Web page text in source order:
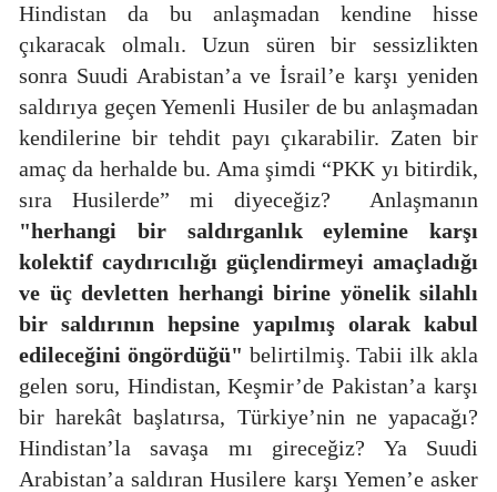
Hindistan da bu anlaşmadan kendine hisse
çıkaracak olmalı. Uzun süren bir sessizlikten
sonra Suudi Arabistan’a ve İsrail’e karşı yeniden
saldırıya geçen Yemenli Husiler de bu anlaşmadan
kendilerine bir tehdit payı çıkarabilir. Zaten bir
amaç da herhalde bu. Ama şimdi “PKK yı bitirdik,
sıra Husilerde” mi diyeceğiz?
Anlaşmanın
"herhangi bir saldırganlık eylemine karşı
kolektif caydırıcılığı güçlendirmeyi amaçladığı
ve üç devletten herhangi birine yönelik silahlı
bir saldırının hepsine yapılmış olarak kabul
edileceğini öngördüğü" belirtilmiş. Tabii ilk akla
gelen soru, Hindistan, Keşmir’de Pakistan’a karşı
bir harekât başlatırsa, Türkiye’nin ne yapacağı?
Hindistan’la savaşa mı gireceğiz? Ya Suudi
Arabistan’a saldıran Husilere karşı Yemen’e asker